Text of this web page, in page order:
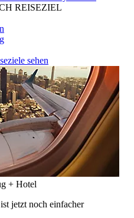
REISEZIEL
sehen
+ Hotel
jetzt noch einfacher